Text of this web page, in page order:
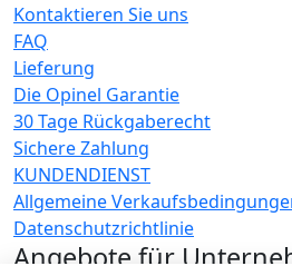
Kontaktieren Sie uns
FAQ
Lieferung
Die Opinel Garantie
30 Tage Rückgaberecht
Sichere Zahlung
KUNDENDIENST
Allgemeine
Datenschutzrichtlinie
Angebote für